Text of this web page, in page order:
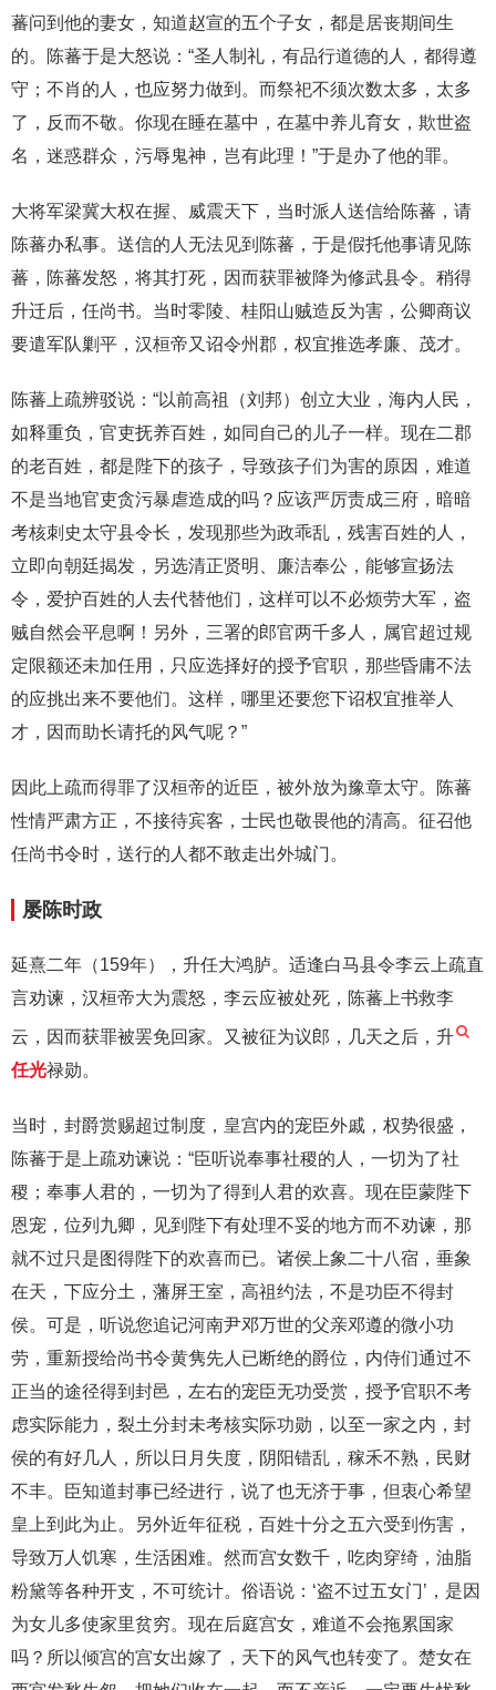
蕃问到他的妻女，知道赵宣的五个子女，都是居丧期间生
的。陈蕃于是大怒说：“圣人制礼，有品行道德的人，都得遵
守；不肖的人，也应努力做到。而祭祀不须次数太多，太多
了，反而不敬。你现在睡在墓中，在墓中养儿育女，欺世盗
名，迷惑群众，污辱鬼神，岂有此理！”于是办了他的罪。
大将军梁冀大权在握、威震天下，当时派人送信给陈蕃，请
陈蕃办私事。送信的人无法见到陈蕃，于是假托他事请见陈
蕃，陈蕃发怒，将其打死，因而获罪被降为修武县令。稍得
升迁后，任尚书。当时零陵、桂阳山贼造反为害，公卿商议
要遣军队剿平，汉桓帝又诏令州郡，权宜推选孝廉、茂才。
陈蕃上疏辨驳说：“以前高祖（刘邦）创立大业，海内人民，
如释重负，官吏抚养百姓，如同自己的儿子一样。现在二郡
的老百姓，都是陛下的孩子，导致孩子们为害的原因，难道
不是当地官吏贪污暴虐造成的吗？应该严厉责成三府，暗暗
考核刺史太守县令长，发现那些为政乖乱，残害百姓的人，
立即向朝廷揭发，另选清正贤明、廉洁奉公，能够宣扬法
令，爱护百姓的人去代替他们，这样可以不必烦劳大军，盗
贼自然会平息啊！另外，三署的郎官两千多人，属官超过规
定限额还未加任用，只应选择好的授予官职，那些昏庸不法
的应挑出来不要他们。这样，哪里还要您下诏权宜推举人
才，因而助长请托的风气呢？”
因此上疏而得罪了汉桓帝的近臣，被外放为豫章太守。陈蕃
性情严肃方正，不接待宾客，士民也敬畏他的清高。征召他
任尚书令时，送行的人都不敢走出外城门。
屡陈时政
延熹二年（159年），升任大鸿胪。适逢白马县令李云上疏直
言劝谏，汉桓帝大为震怒，李云应被处死，陈蕃上书救李
云，因而获罪被罢免回家。又被征为议郎，几天之后，升
任光禄勋。
当时，封爵赏赐超过制度，皇宫内的宠臣外戚，权势很盛，
陈蕃于是上疏劝谏说：“臣听说奉事社稷的人，一切为了社
稷；奉事人君的，一切为了得到人君的欢喜。现在臣蒙陛下
恩宠，位列九卿，见到陛下有处理不妥的地方而不劝谏，那
就不过只是图得陛下的欢喜而已。诸侯上象二十八宿，垂象
在天，下应分土，藩屏王室，高祖约法，不是功臣不得封
侯。可是，听说您追记河南尹邓万世的父亲邓遵的微小功
劳，重新授给尚书令黄隽先人已断绝的爵位，内侍们通过不
正当的途径得到封邑，左右的宠臣无功受赏，授予官职不考
虑实际能力，裂土分封未考核实际功勋，以至一家之内，封
侯的有好几人，所以日月失度，阴阳错乱，稼禾不熟，民财
不丰。臣知道封事已经进行，说了也无济于事，但衷心希望
皇上到此为止。另外近年征税，百姓十分之五六受到伤害，
导致万人饥寒，生活困难。然而宫女数千，吃肉穿绮，油脂
粉黛等各种开支，不可统计。俗语说：‘盗不过五女门’，是因
为女儿多使家里贫穷。现在后庭宫女，难道不会拖累国家
吗？所以倾宫的宫女出嫁了，天下的风气也转变了。楚女在